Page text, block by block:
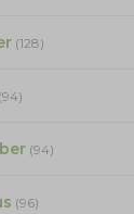
(128)
(94)
(96)